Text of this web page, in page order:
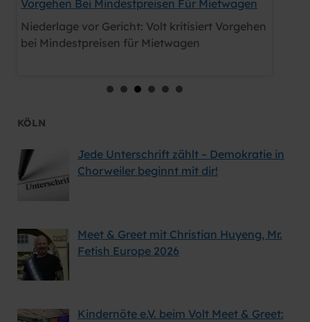
Vorgehen Bei Mindestpreisen Für Mietwagen
Niederlage vor Gericht: Volt kritisiert Vorgehen
bei Mindestpreisen für Mietwagen
KÖLN
Jede Unterschrift zählt – Demokratie in
Chorweiler beginnt mit dir!
Meet & Greet mit Christian Huyeng, Mr.
Fetish Europe 2026
Kindernöte e.V. beim Volt Meet & Greet: